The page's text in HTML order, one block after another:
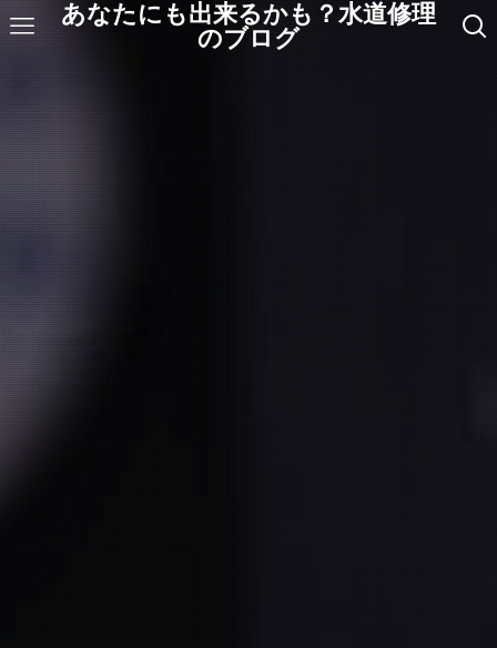
あなたにも出来るかも？水道修理
のブログ